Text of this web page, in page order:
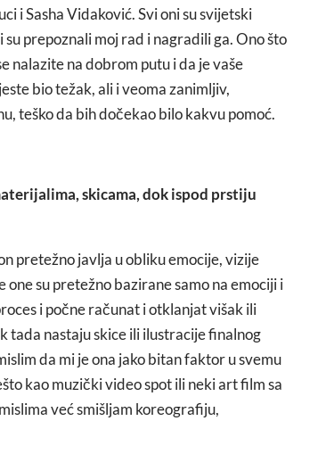
i Sasha Vidaković. Svi oni su svijetski
prepoznali moj rad i nagradili ga. Ono što
nalazite na dobrom putu i da je vaše
bio težak, ali i veoma zanimljiv,
teško da bih dočekao bilo kakvu pomoć.
skicama, dok ispod prstiju
pretežno javlja u obliku emocije, vizije
su pretežno bazirane samo na emociji i
i počne računat i otklanjat višak ili
tada nastaju skice ili ilustracije finalnog
da mi je ona jako bitan faktor u svemu
kao muzički video spot ili neki art film sa
već smišljam koreografiju,